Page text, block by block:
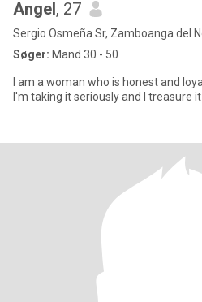
Angel, 27
Sergio Osmeña Sr, Zamboanga del
Søger: Mand 30 - 50
I am a woman who is honest and
I'm taking it seriously and I treasure